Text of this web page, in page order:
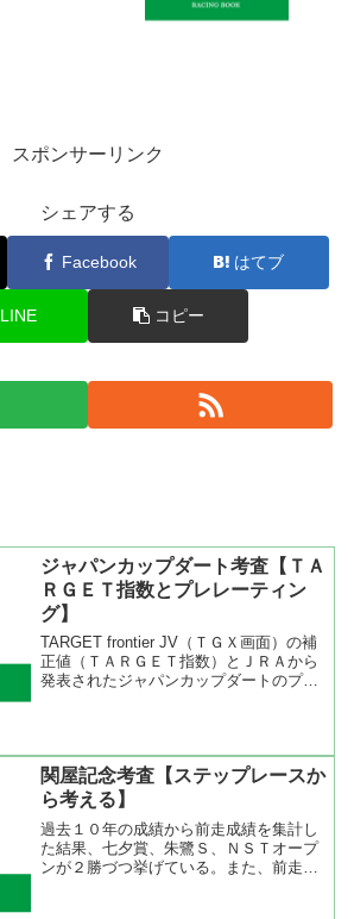
スポンサーリンク
シェアする
Facebook はてブ
LINE コピー
ジャパンカップダート考査【ＴＡ
ＲＧＥＴ指数とプレレーティン
グ】
TARGET frontier JV（ＴＧＸ画面）の補
正値（ＴＡＲＧＥＴ指数）とＪＲＡから
発表されたジャパンカップダートのプレ
にレー...
関屋記念考査【ステップレースか
ら考える】
過去１０年の成績から前走成績を集計し
た結果、七夕賞、朱鷺Ｓ、ＮＳＴオープ
ンが２勝づつ挙げている。また、前走新